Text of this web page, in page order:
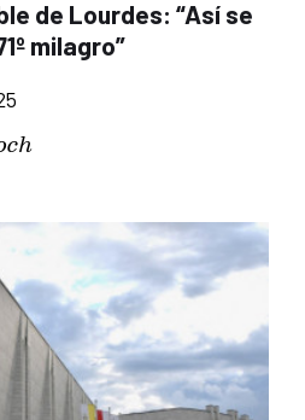
de Lourdes: “Así se
milagro”